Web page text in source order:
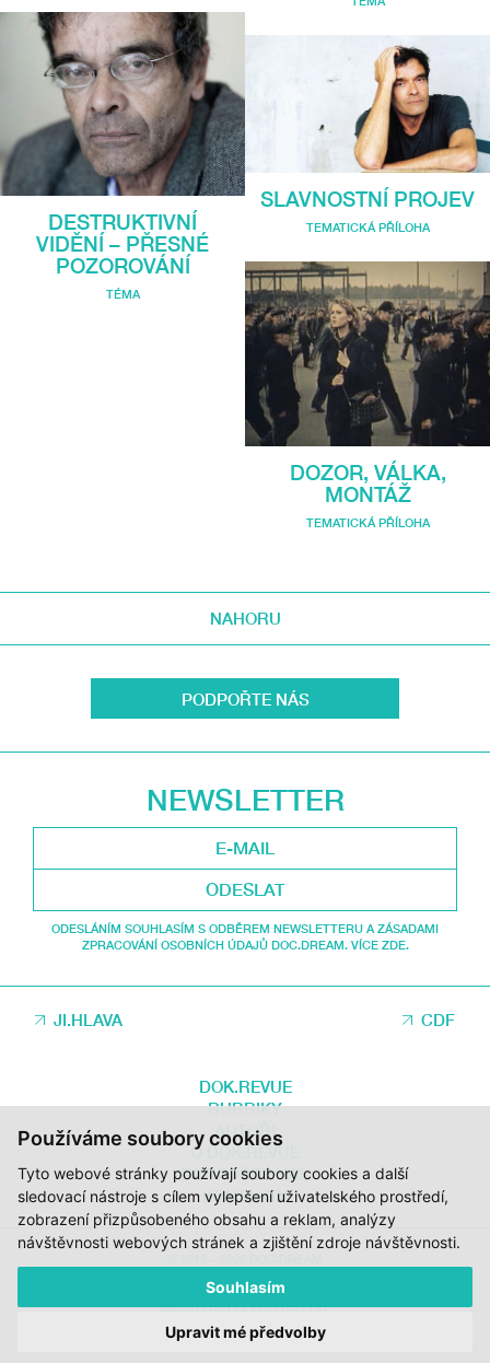
Používáme soubory cookies
Tyto webové stránky používají soubory cookies a další
sledovací nástroje s cílem vylepšení uživatelského prostředí,
zobrazení přizpůsobeného obsahu a reklam, analýzy
návštěvnosti webových stránek a zjištění zdroje návštěvnosti.
Souhlasím
Upravit mé předvolby
DESTRUKTIVNÍ
VIDĚNÍ – PŘESNÉ
POZOROVÁNÍ
TÉMA
SLAVNOSTNÍ PROJEV
TEMATICKÁ PŘÍLOHA
DOZOR, VÁLKA,
MONTÁŽ
TEMATICKÁ PŘÍLOHA
NAHORU
PODPOŘTE NÁS
NEWSLETTER
ODESLAT
ODESLÁNÍM SOUHLASÍM S ODBĚREM NEWSLETTERU A ZÁSADAMI
ZPRACOVÁNÍ OSOBNÍCH ÚDAJŮ DOC.DREAM. VÍCE ZDE.
JI.HLAVA CDF
DOK.REVUE
RUBRIKY
AUTOŘI
O DOK.REVUE
PODPOŘTE NÁS
KONTAKTY
ZA PODPORY STÁTNÍHO FONDU KINEMATOGRAFIE, KRAJE VYSOČINA A
MINISTERSTVA KULTURY ČR.
DESIGN:HMSDESIGN KÓD:S2 STUDIO